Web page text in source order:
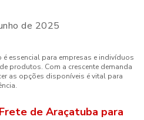
de 2025
é essencial para empresas e indivíduos
produtos. Com a crescente demanda
as opções disponíveis é vital para
de Araçatuba para